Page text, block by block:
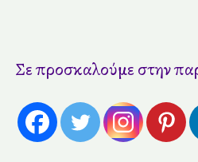
Σε προσκαλούμε στην